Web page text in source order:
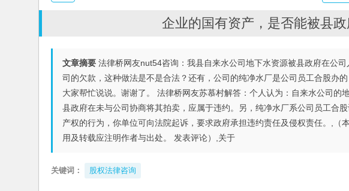
企业的国有资产，是否能被县政
文章摘要 法律桥网友nut54咨询：我县自来水公司地下水资源被县政府在公
司的欠款，这种做法是不是合法？还有，公司的纯净水厂是公司员工合股办
大家帮忙说说。谢谢了。 法律桥网友苏慕村解答：个人认为：自来水公司的
县政府在未与公司协商将其拍卖，应属于违约。另，纯净水厂系公司员工合
产权的行为，你单位可向法院起诉，要求政府承担违约责任及侵权责任。,（
用及转载应注明作者与出处。 发表评论）,关于
关键词： 股权法律咨询